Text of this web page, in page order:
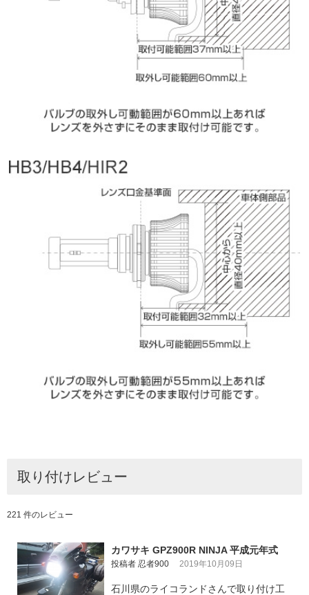
取り付けレビュー
221 件のレビュー
カワサキ GPZ900R NINJA 平成元年式
投稿者 忍者900 2019年10月09日
石川県のライコランドさんで取り付け工